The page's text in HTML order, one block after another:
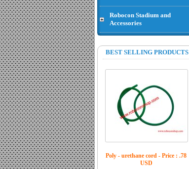
Robocon Stadium and
Accessories
BEST SELLING PRODUCTS
Price : .43 USD
Poly - urethane cord - Price : .78
USD